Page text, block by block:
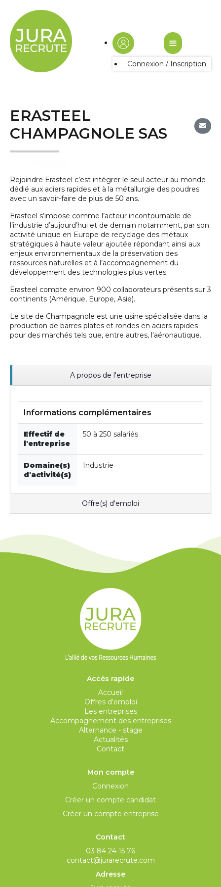
≡
Connexion / Inscription
ERASTEEL
CHAMPAGNOLE SAS
Rejoindre Erasteel c’est intégrer le seul acteur au monde
dédié aux aciers rapides et à la métallurgie des poudres
avec un savoir-faire de plus de 50 ans.
Erasteel s’impose comme l’acteur incontournable de
l’industrie d’aujourd’hui et de demain notamment, par son
activité unique en Europe de recyclage des métaux
stratégiques à haute valeur ajoutée répondant ainsi aux
enjeux environnementaux de la préservation des
ressources naturelles et à l’accompagnement du
développement des technologies plus vertes.
Erasteel compte environ 900 collaborateurs présents sur 3
continents (Amérique, Europe, Asie).
Le site de Champagnole est une usine spécialisée dans la
production de barres plates et rondes en aciers rapides
pour des marchés tels que, entre autres, l'aéronautique.
A propos de l'entreprise
Informations complémentaires
Effectif de
l'entreprise
50 à 250 salariés
Domaine(s)
d'activité(s)
Industrie
Offre(s) d'emploi
Accès rapide
Accueil
Offres d’emploi
Les entreprises
Accompagnement des entreprises
Alternance - stage
Actualités
Contact
Mon compte
Connexion
Créer un compte candidat
Créer un compte entreprise
Contact
03 84 24 15 76
contact@jurarecrute.com
Adresse